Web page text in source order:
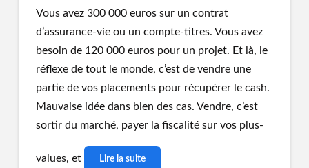
Vous avez 300 000 euros sur un contrat
d’assurance-vie ou un compte-titres. Vous avez
besoin de 120 000 euros pour un projet. Et là, le
réflexe de tout le monde, c’est de vendre une
partie de vos placements pour récupérer le cash.
Mauvaise idée dans bien des cas. Vendre, c’est
sortir du marché, payer la fiscalité sur vos plus-
values, et Lire la suite